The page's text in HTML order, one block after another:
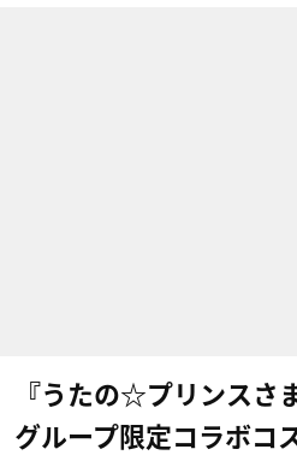
『うたの☆プリンスさ
グループ限定コラボコ